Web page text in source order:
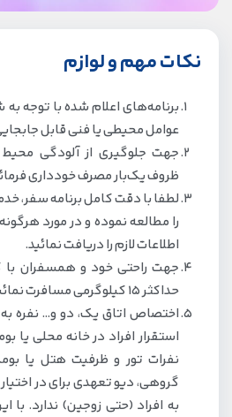
نکات مهم و لوازم
برنامه‌های اعلام شده با توجه
عوامل محیطی یا فنی قابل
جهت جلوگیری از آلودگی
ظروف یک‌بار مصرف خودداری
لطفا با دقت کامل برنامه سفر،
را مطالعه نموده و در مورد
اطلاعات لازم را دریافت نمائید.
جهت راحتی خود و همسفران با
حداکثر ۱۵ کیلوگرمی مسافرت نمائید.
اختصاص اتاق یک، دو و… نفره
استقرار افراد در خانه محلی یا
نفرات تور و ظرفیت هتل یا
گروهی، دیو تعهدی برای در
به افراد (حتی زوجین) ندارد. با